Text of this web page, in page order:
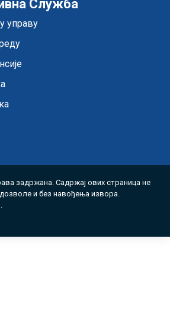
Служба
управу
задржана. Садржај ових страница не
и без навођења извора.